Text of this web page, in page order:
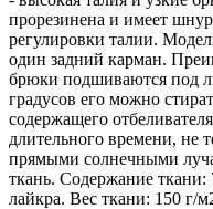
прорезинена и имеет
регулировки талии.
один задний карман.
брюки подшиваются под
градусов его можно
содержащего
длительного времени, не
прямыми солнечными
ткань. Содержание ткани:
лайкра. Вес ткани: 150 г/